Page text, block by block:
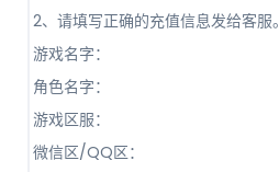
2、请填写正确的充值信息发给客服。
游戏名字：
角色名字：
游戏区服：
微信区/QQ区：